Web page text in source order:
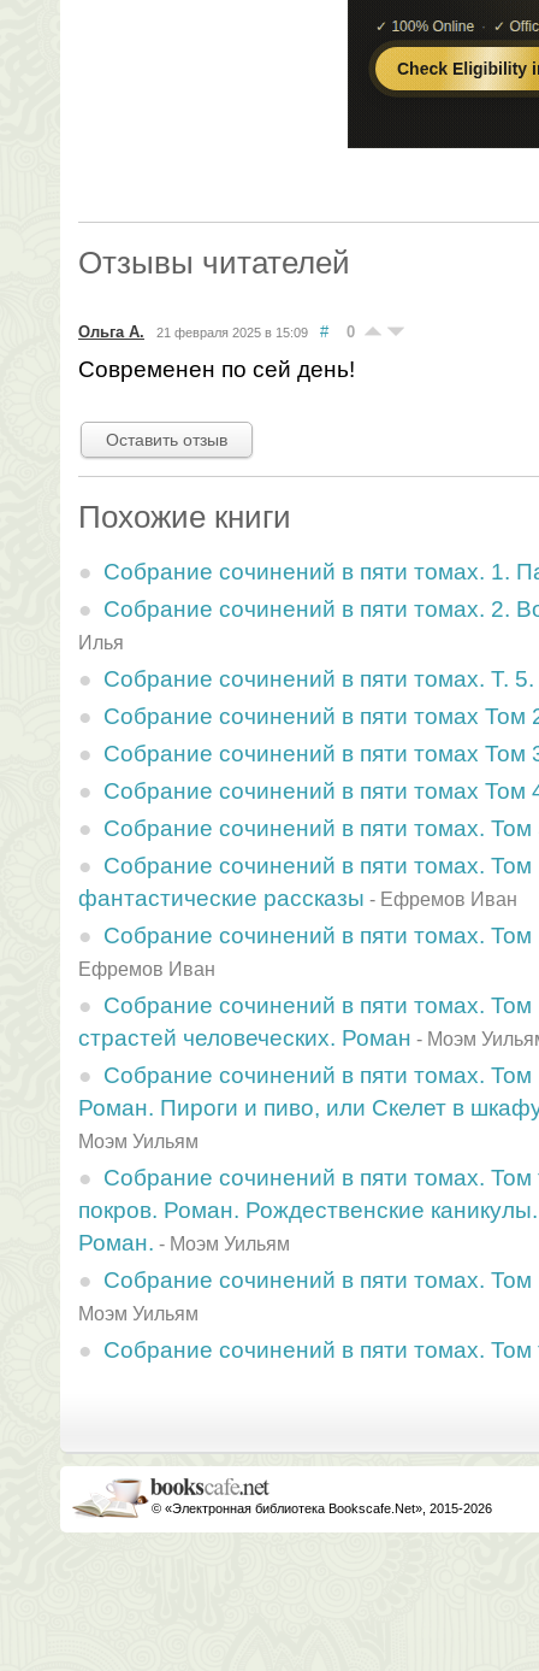
Отзывы читателей
Ольга А. 21 февраля 2025 в 15:09 # 0
Современен по сей день!
Оставить отзыв
Похожие книги
Собрание сочинений в пяти томах. 1.
Собрание сочинений в пяти томах. 2.
Илья
Собрание сочинений в пяти томах. Т.
Собрание сочинений в пяти томах Том
Собрание сочинений в пяти томах Том
Собрание сочинений в пяти томах Том
Собрание сочинений в пяти томах. Том
Собрание сочинений в пяти томах.
фантастические рассказы - Ефремов Иван
Собрание сочинений в пяти томах. Том
Ефремов Иван
Собрание сочинений в пяти томах.
страстей человеческих. Роман - Моэм
Собрание сочинений в пяти томах.
Роман. Пироги и пиво, или Скелет в
Моэм Уильям
Собрание сочинений в пяти томах. Том
покров. Роман. Рождественские
Роман. - Моэм Уильям
Собрание сочинений в пяти томах. Том
Моэм Уильям
Собрание сочинений в пяти томах. Том
© «Электронная библиотека Bookscafe.Net», 2015-2026